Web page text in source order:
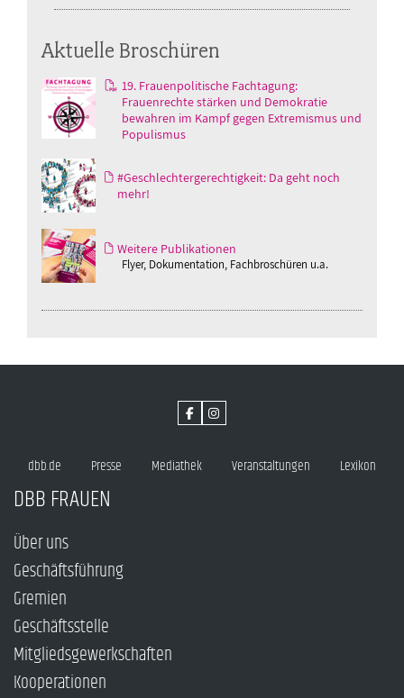
Aktuelle Broschüren
19. Frauenpolitische Fachtagung:
Frauenrechte stärken und Demokratie
bewahren im Kampf gegen Extremismus und
Populismus
#Geschlechtergerechtigkeit: Da geht noch
mehr!
Weitere Publikationen
Flyer, Dokumentation, Fachbroschüren u.a.
dbb.de Presse Mediathek Veranstaltungen Lexikon
DBB FRAUEN
Über uns
Geschäftsführung
Gremien
Geschäftsstelle
Mitgliedsgewerkschaften
Kooperationen